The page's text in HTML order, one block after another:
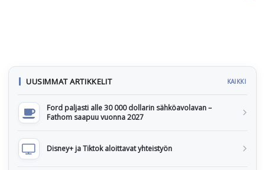
UUSIMMAT ARTIKKELIT KAIKKI
Ford paljasti alle 30 000 dollarin sähköavolavan –
Fathom saapuu vuonna 2027
Disney+ ja Tiktok aloittavat yhteistyön